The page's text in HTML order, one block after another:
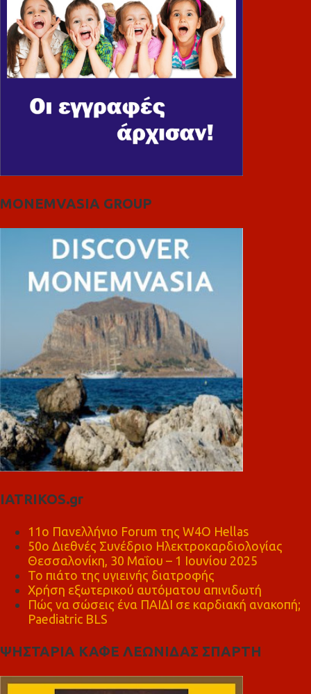
MONEMVASIA GROUP
IATRIKOS.gr
11ο Πανελλήνιο Forum της W4O Hellas
50ο Διεθνές Συνέδριο Ηλεκτροκαρδιολογίας
Θεσσαλονίκη, 30 Μαΐου – 1 Ιουνίου 2025
Το πιάτο της υγιεινής διατροφής
Χρήση εξωτερικού αυτόματου απινιδωτή
Πώς να σώσεις ένα ΠΑΙΔΙ σε καρδιακή ανακοπή;
Paediatric BLS
ΨΗΣΤΑΡΙΑ ΚΑΦΕ ΛΕΩΝΙΔΑΣ ΣΠΑΡΤΗ